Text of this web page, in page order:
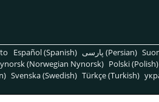
Español (Spanish) پارسی (Persian)
(Norwegian Nynorsk) Polski (Polish)
Svenska (Swedish) Türkçe (Turkish)